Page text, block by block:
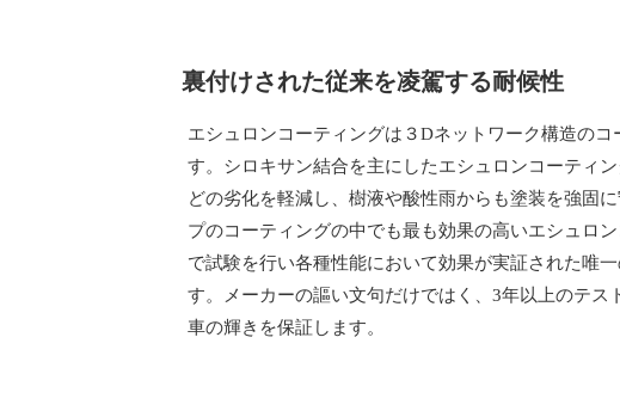
裏付けされた従来を凌駕する耐候性
エシュロンコーティングは３Dネットワーク構造のコ
す。シロキサン結合を主にしたエシュロンコーティ
どの劣化を軽減し、樹液や酸性雨からも塗装を強固
プのコーティングの中でも最も効果の高いエシュロ
で試験を行い各種性能において効果が実証された唯
す。メーカーの謳い文句だけではく、3年以上のテス
車の輝きを保証します。